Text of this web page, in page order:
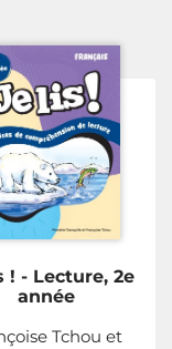
! - Lecture, 2e
année
Tchou et